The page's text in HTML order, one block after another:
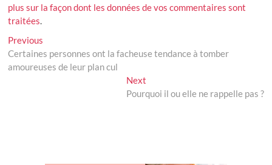
plus sur la façon dont les données de vos commentaires sont
traitées.
Navigation
de
Previous
post:
Certaines personnes ont la facheuse tendance à tomber
amoureuses de leur plan cul
NextNext
post:
Pourquoi il ou elle ne rappelle pas ?